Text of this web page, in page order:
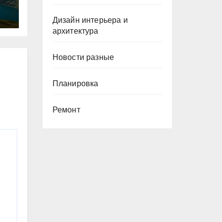
Дизайн интерьера и
архитектура
Новости разные
Планировка
Ремонт